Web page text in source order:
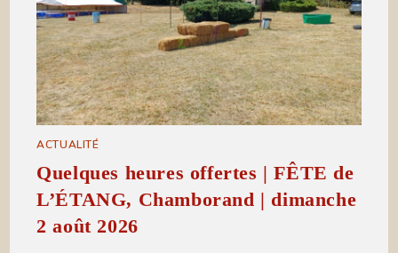
ACTUALITÉ
Quelques heures offertes | FÊTE de
L’ÉTANG, Chamborand | dimanche
2 août 2026